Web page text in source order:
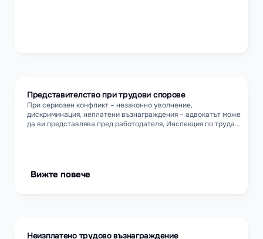
Представителство при трудови спорове
При сериозен конфликт – незаконно уволнение,
дискриминация, неплатени възнаграждения – адвокатът може
да ви представлява пред работодателя, Инспекция по труда
Вижте повече
Неизплатено трудово възнаграждение